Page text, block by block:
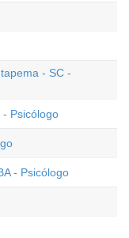
- SC -
- Psicólogo
- Psicólogo